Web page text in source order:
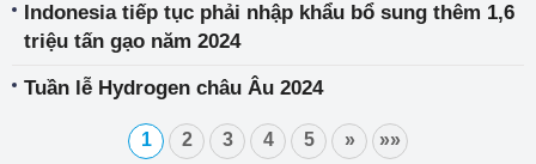
Indonesia tiếp tục phải nhập khẩu bổ sung thêm 1,6
triệu tấn gạo năm 2024
Tuần lễ Hydrogen châu Âu 2024
1 2 3 4 5 » »»